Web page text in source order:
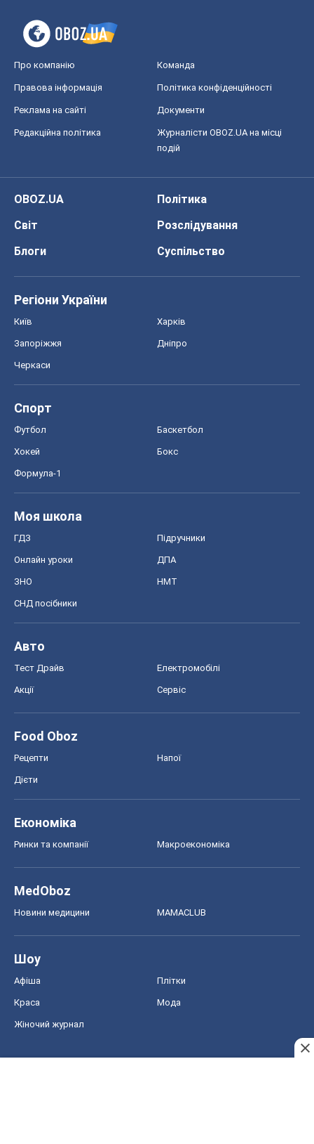
Про компанію Команда
Правова інформація Політика конфіденційності
Реклама на сайті Документи
Редакційна політика
Журналісти OBOZ.UA на місці
подій
OBOZ.UA
Політика
Світ
Розслідування
Блоги
Суспільство
Регіони України
Київ Харків
Запоріжжя Дніпро
Черкаси
Спорт
Футбол Баскетбол
Хокей Бокс
Формула-1
Моя школа
ГДЗ Підручники
Онлайн уроки ДПА
ЗНО НМТ
СНД посібники
Авто
Тест Драйв Електромобілі
Акції Сервіс
Food Oboz
Рецепти Напої
Дієти
Економіка
Ринки та компанії Макроекономіка
MedOboz
Новини медицини MAMACLUB
Шоу
Афіша Плітки
Краса Мода
Жіночий журнал